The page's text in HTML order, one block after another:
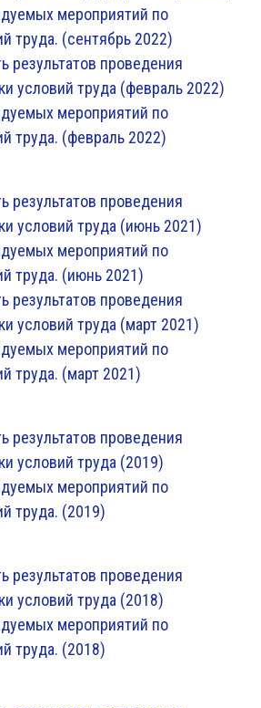
мероприятий по
труда. (сентябрь 2022)
результатов проведения
условий труда (февраль 2022)
мероприятий по
труда. (февраль 2022)
результатов проведения
условий труда (июнь 2021)
мероприятий по
труда. (июнь 2021)
результатов проведения
условий труда (март 2021)
мероприятий по
труда. (март 2021)
результатов проведения
условий труда (2019)
мероприятий по
труда. (2019)
результатов проведения
условий труда (2018)
мероприятий по
труда. (2018)